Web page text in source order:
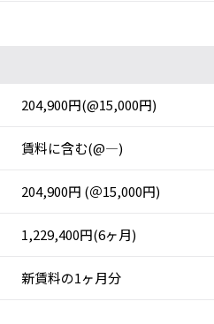
204,900円(@15,000円)
賃料に含む(@―)
204,900円 (＠15,000円)
1,229,400円(6ヶ月)
新賃料の1ヶ月分